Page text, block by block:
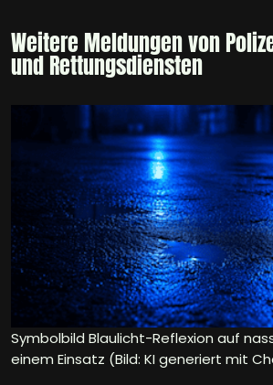
Weitere Meldungen von
und Rettungsdiensten
Symbolbild Blaulicht-Reflexion auf
einem Einsatz (Bild: KI generiert mit